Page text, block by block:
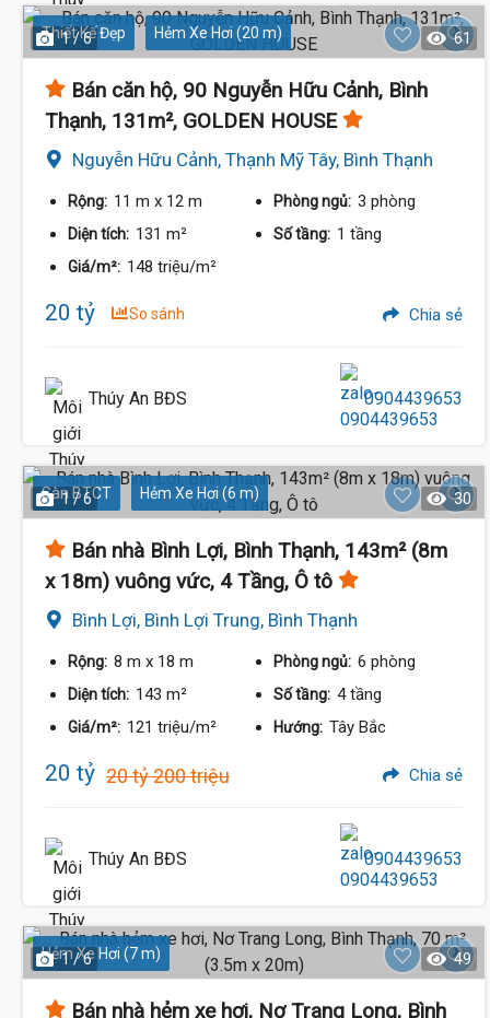
Thiết Kế Đẹp Hẻm Xe Hơi (20 m)
1 / 6 61
Bán căn hộ, 90 Nguyễn Hữu Cảnh, Bình
Thạnh, 131m², GOLDEN HOUSE
Nguyễn Hữu Cảnh, Thạnh Mỹ Tây, Bình Thạnh
Rộng: 11 m x 12 m Phòng ngủ: 3 phòng
Diện tích: 131 m² Số tầng: 1 tầng
Giá/m²: 148 triệu/m²
20 tỷ So sánh Chia sẻ
Thúy An BĐS 0904439653
Sàn BTCT Hẻm Xe Hơi (6 m)
1 / 6 30
Bán nhà Bình Lợi, Bình Thạnh, 143m² (8m
x 18m) vuông vức, 4 Tầng, Ô tô
Bình Lợi, Bình Lợi Trung, Bình Thạnh
Rộng: 8 m x 18 m Phòng ngủ: 6 phòng
Diện tích: 143 m² Số tầng: 4 tầng
Giá/m²: 121 triệu/m² Hướng: Tây Bắc
20 tỷ 20 tỷ 200 triệu Chia sẻ
Thúy An BĐS 0904439653
Hẻm Xe Hơi (7 m)
1 / 6 49
Bán nhà hẻm xe hơi, Nơ Trang Long, Bình